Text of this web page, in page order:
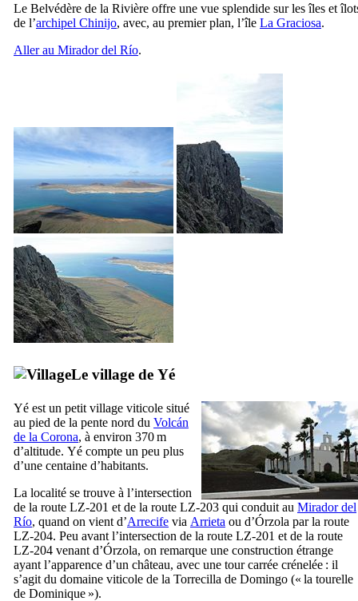
Le Belvédère de la Rivière offre une vue splendide sur les îles et
de l’archipel Chinijo, avec, au premier plan, l’île La Graciosa.
Aller au Mirador del Río.
Le village de Yé
Yé est un petit village viticole situé
au pied de la pente nord du Volcán
de la Corona, à environ 370 m
d’altitude. Yé compte un peu plus
d’une centaine d’habitants.
La localité se trouve à l’intersection
de la route LZ-201 et de la route LZ-203 qui conduit au Mirador del
Río, quand on vient d’Arrecife via Arrieta ou d’Órzola par la route
LZ-204. Peu avant l’intersection de la route LZ-201 et de la route
LZ-204 venant d’Órzola, on remarque une construction étrange
ayant l’apparence d’un château, avec une tour carrée crénelée : il
s’agit du domaine viticole de la Torrecilla de Domingo (« la tourelle
de Dominique »).